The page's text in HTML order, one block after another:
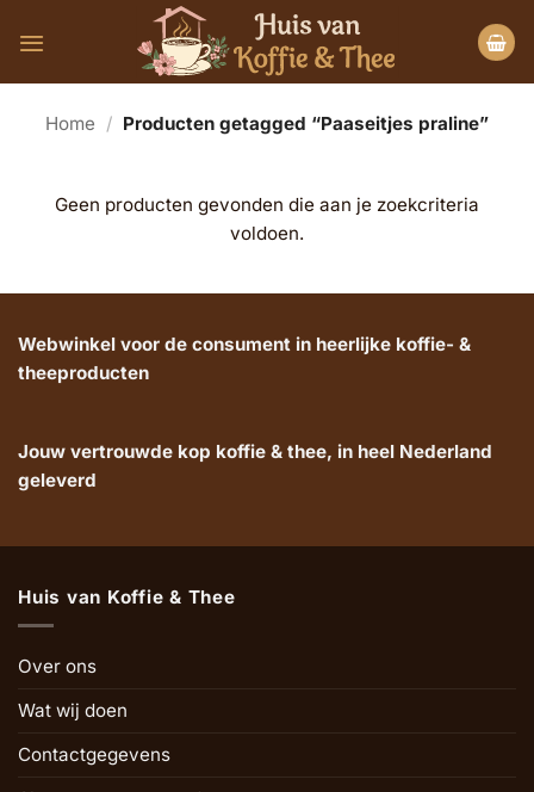
naar
Home / Producten getagged “Paaseitjes praline”
Geen producten gevonden die aan je zoekcriteria
voldoen.
Webwinkel voor de consument in heerlijke koffie- &
theeproducten
Jouw vertrouwde kop koffie & thee, in heel Nederland
geleverd
Huis van Koffie & Thee
Over ons
Wat wij doen
Contactgegevens